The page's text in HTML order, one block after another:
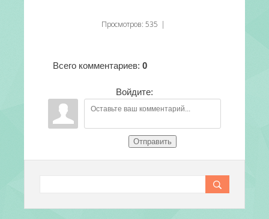
Просмотров: 535 |
Всего комментариев: 0
Войдите:
Отправить